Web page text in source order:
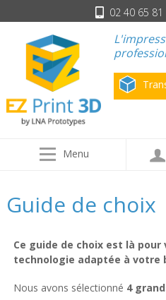
02 40 65 81
Menu
Guide de choix
Ce guide de choix est là pour
technologie adaptée à votre
Nous avons sélectionné 4